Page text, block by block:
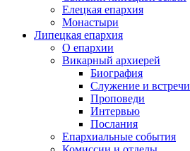
Елецкая епархия
Монастыри
Липецкая епархия
О епархии
Викарный архиерей
Биография
Служение и встречи
Проповеди
Интервью
Послания
Епархиальные события